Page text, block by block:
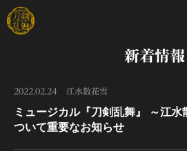
新着情報
2022.02.24 江水散花雪
ミュージカル『刀剣乱舞』 ～江
ついて重要なお知らせ